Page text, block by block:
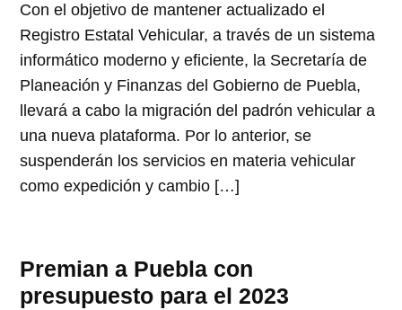
Con el objetivo de mantener actualizado el
Registro Estatal Vehicular, a través de un sistema
informático moderno y eficiente, la Secretaría de
Planeación y Finanzas del Gobierno de Puebla,
llevará a cabo la migración del padrón vehicular a
una nueva plataforma. Por lo anterior, se
suspenderán los servicios en materia vehicular
como expedición y cambio […]
Premian a Puebla con
presupuesto para el 2023